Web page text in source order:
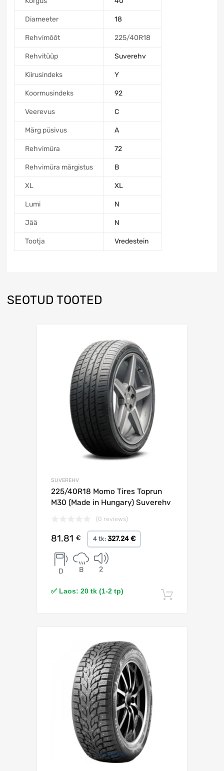
Diameeter 18
Rehvimõõt 225/40R18
Rehvitüüp Suverehv
Kiirusindeks Y
Koormusindeks 92
Veerevus C
Märg püsivus A
Rehvimüra 72
Rehvimüra märgistus B
XL XL
Lumi N
Jää N
Tootja Vredestein
SEOTUD TOOTED
SUVEREHV
225/40R18 Momo Tires Toprun
M30 (Made in Hungary) Suverehv
(0 reviews)
81.81 € 4 tk: 327.24 €
D B 2
✅ Laos: 20 tk (1-2 tp)